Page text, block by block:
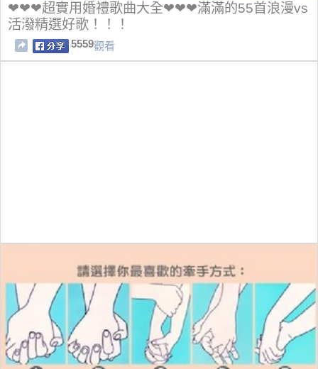
❤❤❤超實用婚禮歌曲大全❤❤❤滿滿的55首浪漫vs
活潑精選好歌！！！
5559觀看